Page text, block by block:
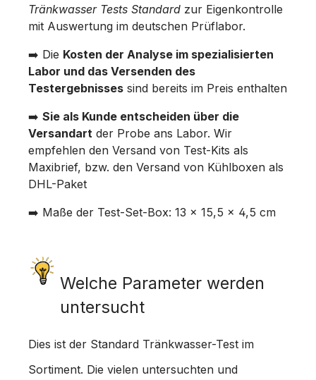
Tränkwasser Tests Standard zur Eigenkontrolle
mit Auswertung im deutschen Prüflabor.
➡️ Die Kosten der Analyse im spezialisierten
Labor und das Versenden des
Testergebnisses sind bereits im Preis enthalten
➡️ Sie als Kunde entscheiden über die
Versandart der Probe ans Labor. Wir
empfehlen den Versand von Test-Kits als
Maxibrief, bzw. den Versand von Kühlboxen als
DHL-Paket
➡️ Maße der Test-Set-Box: 13 x 15,5 x 4,5 cm
Welche Parameter werden
untersucht
Dies ist der Standard Tränkwasser-Test im
Sortiment. Die vielen untersuchten und